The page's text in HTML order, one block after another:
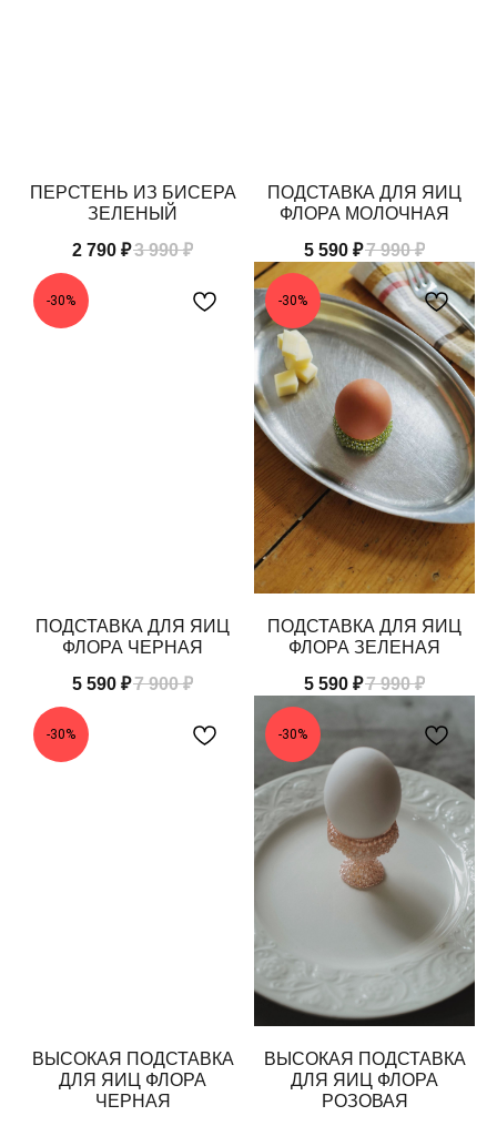
ПЕРСТЕНЬ ИЗ БИСЕРА
ЗЕЛЕНЫЙ
2 790 ₽3 990 ₽
ПОДСТАВКА ДЛЯ ЯИЦ
ФЛОРА МОЛОЧНАЯ
5 590 ₽7 990 ₽
-30%
ПОДСТАВКА ДЛЯ ЯИЦ
ФЛОРА ЧЕРНАЯ
5 590 ₽7 900 ₽
-30%
ПОДСТАВКА ДЛЯ ЯИЦ
ФЛОРА ЗЕЛЕНАЯ
5 590 ₽7 990 ₽
-30%
ВЫСОКАЯ ПОДСТАВКА
ДЛЯ ЯИЦ ФЛОРА
ЧЕРНАЯ
-30%
ВЫСОКАЯ ПОДСТАВКА
ДЛЯ ЯИЦ ФЛОРА
РОЗОВАЯ